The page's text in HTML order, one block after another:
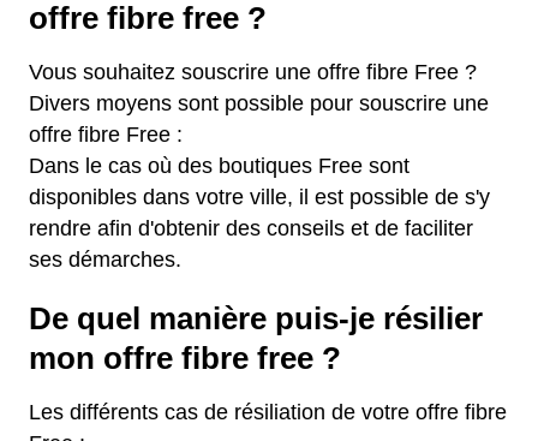
offre fibre free ?
Vous souhaitez souscrire une offre fibre Free ?
Divers moyens sont possible pour souscrire une
offre fibre Free :
Dans le cas où des boutiques Free sont
disponibles dans votre ville, il est possible de s'y
rendre afin d'obtenir des conseils et de faciliter
ses démarches.
De quel manière puis-je résilier
mon offre fibre free ?
Les différents cas de résiliation de votre offre fibre